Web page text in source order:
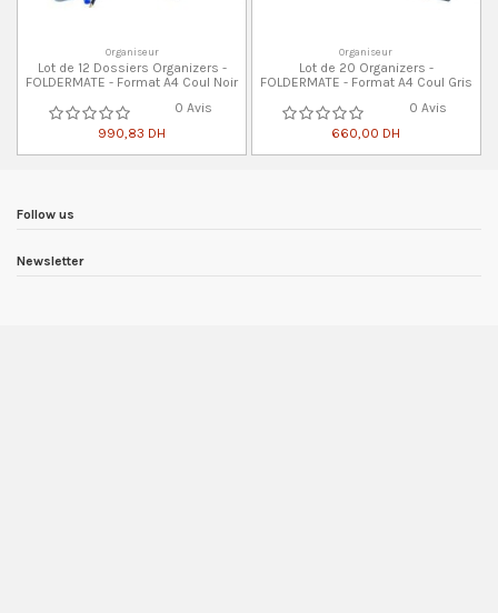
Organiseur
Lot de 12 Dossiers Organizers -
FOLDERMATE - Format A4 Coul Noir
0 Avis
990,83 DH
Organiseur
Lot de 20 Organizers -
FOLDERMATE - Format A4 Coul Gris
0 Avis
660,00 DH
Follow us
Newsletter